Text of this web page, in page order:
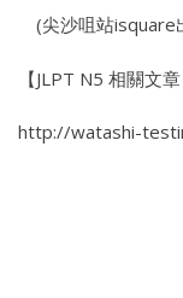
(尖沙咀站isquare
【JLPT N5 相關文章
http://watashi-